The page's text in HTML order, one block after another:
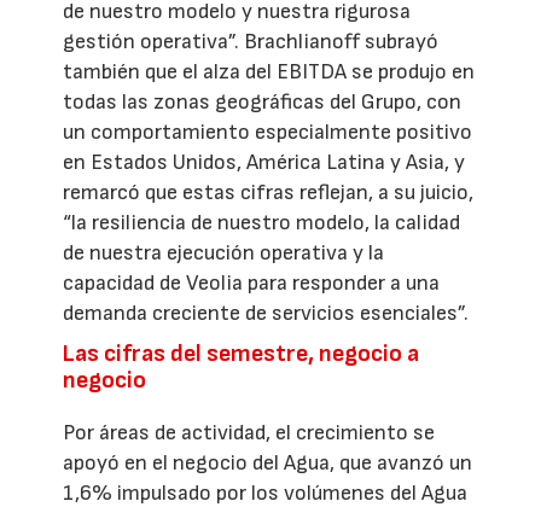
de nuestro modelo y nuestra rigurosa
gestión operativa”. Brachlianoff subrayó
también que el alza del EBITDA se produjo en
todas las zonas geográficas del Grupo, con
un comportamiento especialmente positivo
en Estados Unidos, América Latina y Asia, y
remarcó que estas cifras reflejan, a su juicio,
“la resiliencia de nuestro modelo, la calidad
de nuestra ejecución operativa y la
capacidad de Veolia para responder a una
demanda creciente de servicios esenciales”.
Las cifras del semestre, negocio a
negocio
Por áreas de actividad, el crecimiento se
apoyó en el negocio del Agua, que avanzó un
1,6% impulsado por los volúmenes del Agua